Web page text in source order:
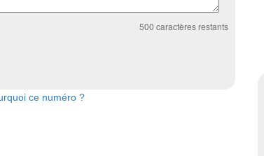
500 caractères restants
ce numéro ?